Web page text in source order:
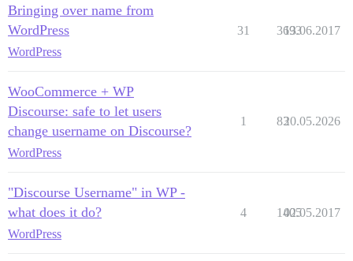
Bringing over name from
WordPress
WordPress
31 3693
13.06.2017
WooCommerce + WP
Discourse: safe to let users
change username on Discourse?
WordPress
1 8320.05.2026
"Discourse Username" in WP -
what does it do?
WordPress
4 1405
02.05.2017